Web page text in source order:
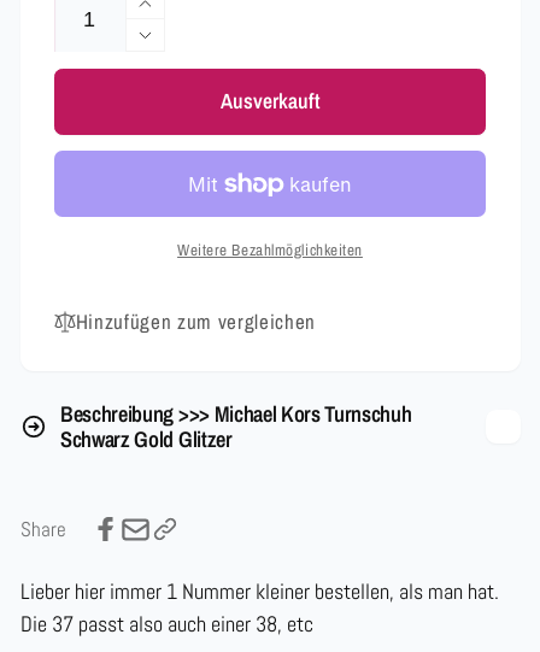
Erhöhe
die
Menge
Kors
Turnschuh
Glitzer
Verringere
die
für
Michael
Kors
Turnschuh
Schwarz
Ausverkauft
Weitere Bezahlmöglichkeiten
Hinzufügen zum vergleichen
Beschreibung >>> Michael Kors Turnschuh
Schwarz Gold Glitzer
Share
Lieber hier immer 1 Nummer kleiner bestellen, als man hat.
Die 37 passt also auch einer 38, etc